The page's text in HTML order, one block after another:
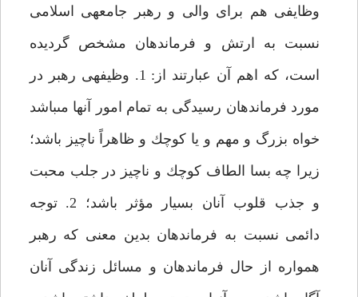
وظايفى هم براى والى و رهبر جامعه‏ى اسلامى
نسبت به ارتش و فرماندهان مشخص گرديده
است، كه اهم آن عبارتند از: 1. وظيفه‏ى رهبر در
مورد فرماندهان رسيدگى به تمام امور آنها مى‏باشد
خواه بزرگ و مهم و يا كوچك و ظاهراً ناچيز باشد؛
زيرا چه بسا الطاف كوچك و ناچيز در جلب محبت
و جذب قلوب آنان بسيار مؤثر باشد؛ 2. توجه
دائمى نسبت به فرماندهان بدين معنى كه رهبر
همواره از حال فرماندهان و مسائل زندگى آنان